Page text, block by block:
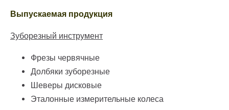
Выпускаемая продукция
Зуборезный инструмент
Фрезы червячные
Долбяки зуборезные
Шеверы дисковые
Эталонные измерительные колеса